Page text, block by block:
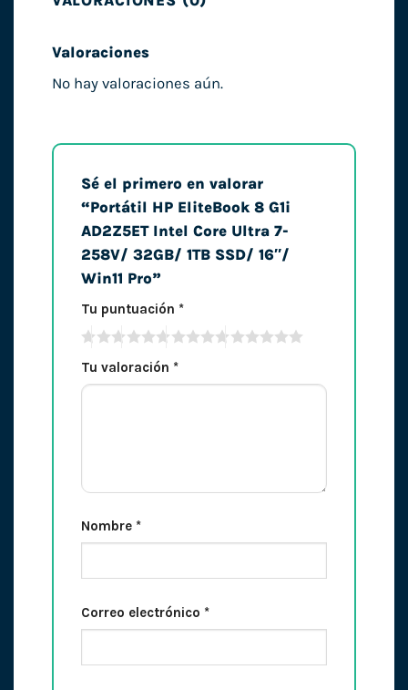
Valoraciones
No hay valoraciones aún.
Sé el primero en valorar
“Portátil HP EliteBook 8 G1i
AD2Z5ET Intel Core Ultra 7-
258V/ 32GB/ 1TB SSD/ 16″/
Win11 Pro”
Tu puntuación *
Tu valoración *
Nombre *
Correo electrónico *